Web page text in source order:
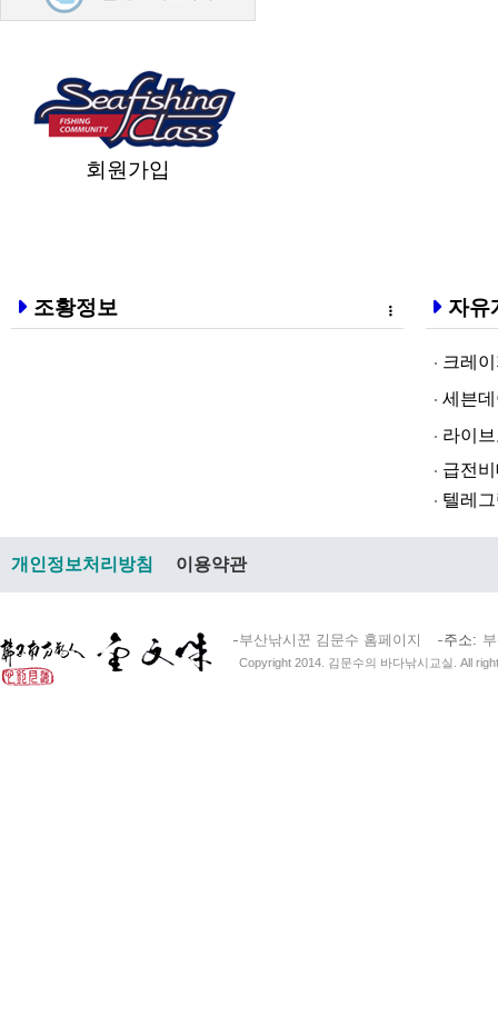
회원가입
조황정보 자유
크레이지
세븐데이
라­이브토­
급전비대면
텔레그램
개인정보처리방침 이용약관
부산낚시꾼 김문수 홈페이지 주소
Copyright 2014. 김문수의 바다낚시교실. All